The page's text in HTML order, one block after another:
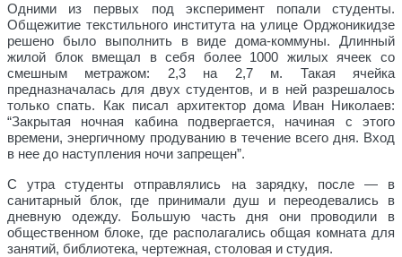
Одними из первых под эксперимент попали студенты.
Общежитие текстильного института на улице Орджоникидзе
решено было выполнить в виде дома-коммуны. Длинный
жилой блок вмещал в себя более 1000 жилых ячеек со
смешным метражом: 2,3 на 2,7 м. Такая ячейка
предназначалась для двух студентов, и в ней разрешалось
только спать. Как писал архитектор дома Иван Николаев:
“Закрытая ночная кабина подвергается, начиная с этого
времени, энергичному продуванию в течение всего дня. Вход
в нее до наступления ночи запрещен”.
С утра студенты отправлялись на зарядку, после — в
санитарный блок, где принимали душ и переодевались в
дневную одежду. Большую часть дня они проводили в
общественном блоке, где располагались общая комната для
занятий, библиотека, чертежная, столовая и студия.